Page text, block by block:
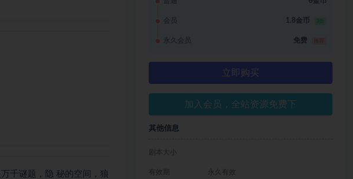
千谜题，隐 秘的空间，狼
会员 1.8金币 3折
永久会员 免费
立即购买
加入会员，全站资源免费下
其他信息
剧本大小
有效期 永久有效